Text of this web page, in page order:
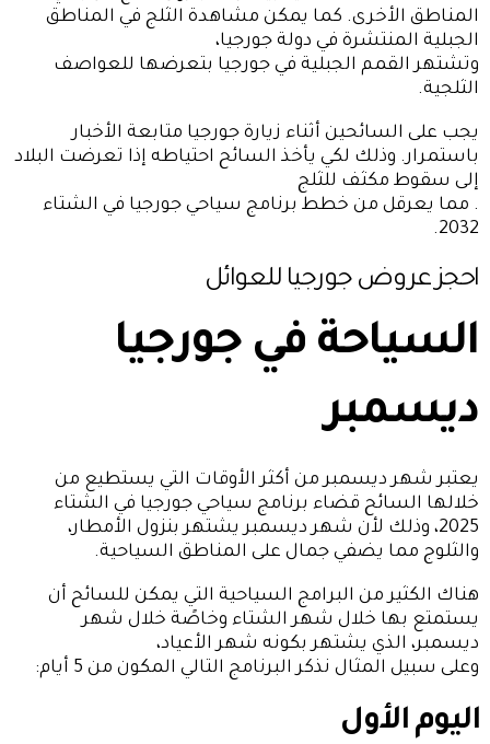
المناطق الأخرى. كما يمكن مشاهدة الثلج في المناطق
الجبلية المنتشرة في دولة جورجيا،
وتشتهر القمم الجبلية في جورجيا بتعرضها للعواصف
الثلجية.
يجب على السائحين أثناء زيارة جورجيا متابعة الأخبار
باستمرار. وذلك لكي يأخذ السائح احتياطه إذا تعرضت البلاد
إلى سقوط مكثف للثلج
. مما يعرقل من خطط برنامج سياحي جورجيا في الشتاء
2032.
احجزعروض جورجيا للعوائل
السياحة في جورجيا
ديسمبر
يعتبر شهر ديسمبر من أكثر الأوقات التي يستطيع من
خلالها السائح قضاء برنامج سياحي جورجيا في الشتاء
2025، وذلك لأن شهر ديسمبر يشتهر بنزول الأمطار،
والثلوج مما يضفي جمال على المناطق السياحية.
هناك الكثير من البرامج السياحية التي يمكن للسائح أن
يستمتع بها خلال شهر الشتاء وخاصًة خلال شهر
ديسمبر، الذي يشتهر بكونه شهر الأعياد،
وعلى سبيل المثال نذكر البرنامج التالي المكون من 5 أيام:
اليوم الأول